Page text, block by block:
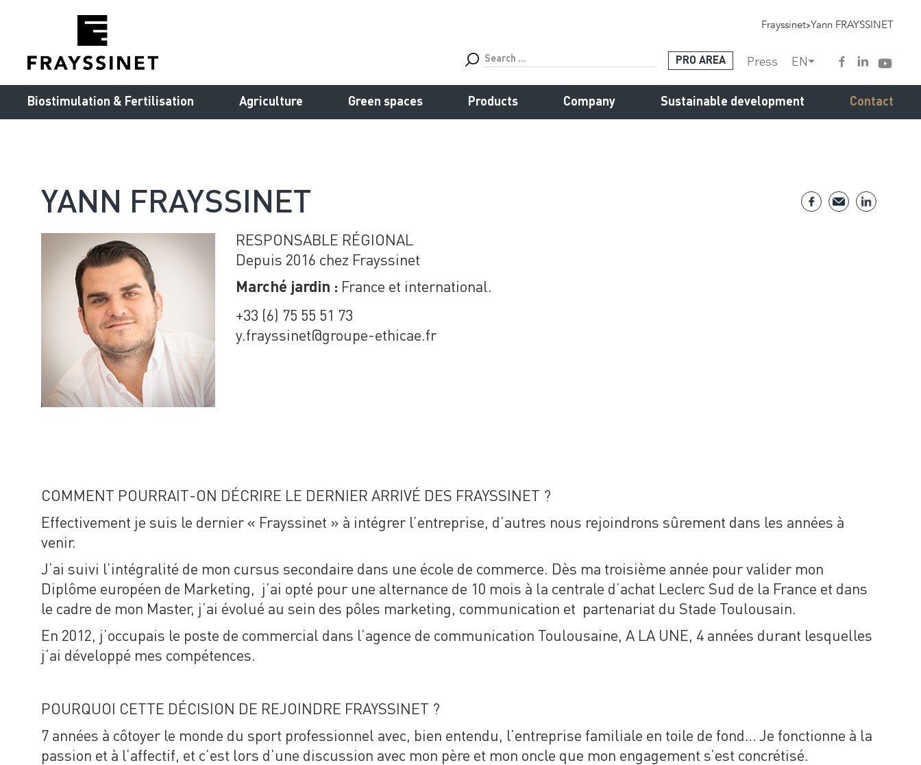
Frayssinet>Yann FRAYSSINET
PRO AREA Press EN
Biostimulation & Fertilisation Agriculture Green spaces Products Company Sustainable development Contact
YANN FRAYSSINET
RESPONSABLE RÉGIONAL
Depuis 2016 chez Frayssinet
Marché jardin : France et international.
+33 (6) 75 55 51 73
y.frayssinet@groupe-ethicae.fr
COMMENT POURRAIT-ON DÉCRIRE LE DERNIER ARRIVÉ DES FRAYSSINET ?
Effectivement je suis le dernier « Frayssinet » à intégrer l’entreprise, d’autres nous rejoindrons sûrement dans les années à
venir.
J’ai suivi l’intégralité de mon cursus secondaire dans une école de commerce. Dès ma troisième année pour valider mon
Diplôme européen de Marketing, j’ai opté pour une alternance de 10 mois à la centrale d’achat Leclerc Sud de la France et dans
le cadre de mon Master, j’ai évolué au sein des pôles marketing, communication et partenariat du Stade Toulousain.
En 2012, j’occupais le poste de commercial dans l’agence de communication Toulousaine, A LA UNE, 4 années durant lesquelles
j’ai développé mes compétences.
POURQUOI CETTE DÉCISION DE REJOINDRE FRAYSSINET ?
7 années à côtoyer le monde du sport professionnel avec, bien entendu, l’entreprise familiale en toile de fond… Je fonctionne à la
passion et à l’affectif, et c’est lors d’une discussion avec mon père et mon oncle que mon engagement s’est concrétisé.